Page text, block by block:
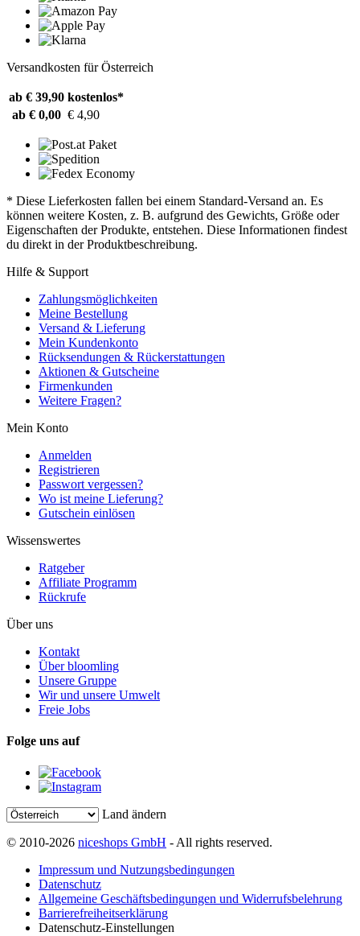
Versandkosten für Österreich
ab € 39,90 kostenlos*
ab € 0,00 € 4,90
* Diese Lieferkosten fallen bei einem Standard-Versand an. Es
können weitere Kosten, z. B. aufgrund des Gewichts, Größe oder
Eigenschaften der Produkte, entstehen. Diese Informationen findest
du direkt in der Produktbeschreibung.
Hilfe & Support
Zahlungsmöglichkeiten
Meine Bestellung
Versand & Lieferung
Mein Kundenkonto
Rücksendungen & Rückerstattungen
Aktionen & Gutscheine
Firmenkunden
Weitere Fragen?
Mein Konto
Anmelden
Registrieren
Passwort vergessen?
Wo ist meine Lieferung?
Gutschein einlösen
Wissenswertes
Ratgeber
Affiliate Programm
Rückrufe
Über uns
Kontakt
Über bloomling
Unsere Gruppe
Wir und unsere Umwelt
Freie Jobs
Folge uns auf
Land ändern
© 2010-2026 niceshops GmbH - All rights reserved.
Impressum und Nutzungsbedingungen
Datenschutz
Allgemeine Geschäftsbedingungen und Widerrufsbelehrung
Barrierefreiheitserklärung
Datenschutz-Einstellungen